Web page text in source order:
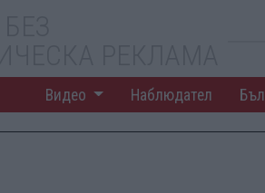
Видео Наблюдател